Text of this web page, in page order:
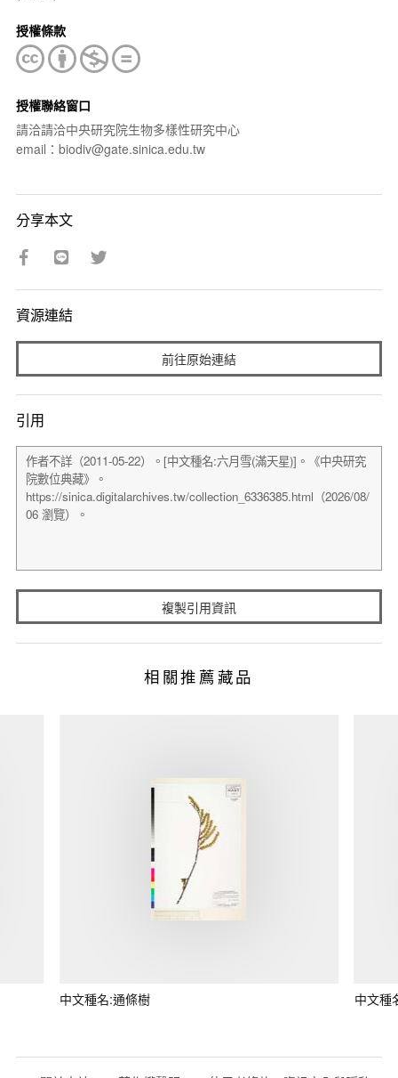
授權條款
授權聯絡窗口
請洽請洽中央研究院生物多樣性研究中心
email：biodiv@gate.sinica.edu.tw
分享本文
資源連結
前往原始連結
引用
複製引用資訊
相關推薦藏品
中文種名:通條樹 中文種